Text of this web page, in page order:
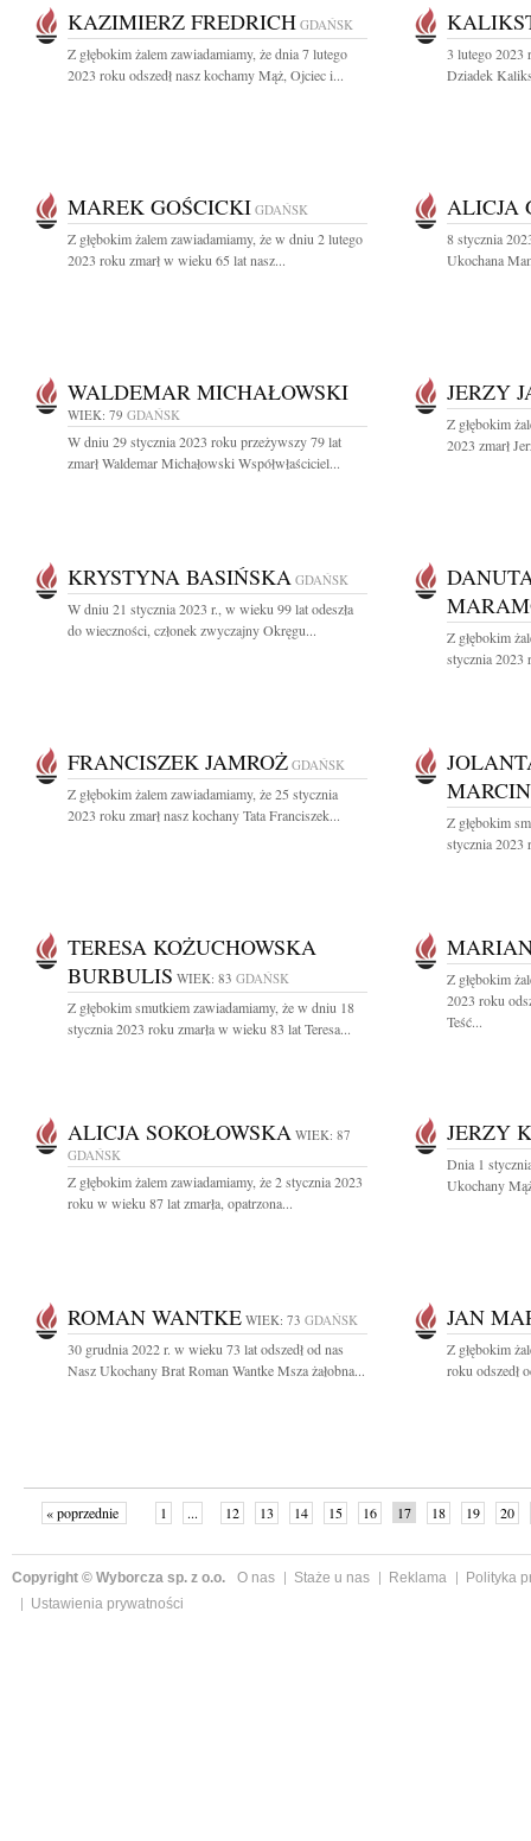
KAZIMIERZ FREDRICH GDAŃSK
Z głębokim żalem zawiadamiamy, że dnia 7 lutego
2023 roku odszedł nasz kochamy Mąż, Ojciec i...
3 lutego 2023
Dziadek
MAREK GOŚCICKI GDAŃSK
Z głębokim żalem zawiadamiamy, że w dniu 2 lutego
2023 roku zmarł w wieku 65 lat nasz...
ALICJA
8 stycznia
Ukochana
WALDEMAR MICHAŁOWSKI
WIEK: 79 GDAŃSK
W dniu 29 stycznia 2023 roku przeżywszy 79 lat
zmarł Waldemar Michałowski Współwłaściciel...
JERZY
Z głębokim
2023 zmarł
KRYSTYNA BASIŃSKA GDAŃSK
W dniu 21 stycznia 2023 r., w wieku 99 lat odeszła
do wieczności, członek zwyczajny Okręgu...
Z głębokim
stycznia 2023
FRANCISZEK JAMROŻ GDAŃSK
Z głębokim żalem zawiadamiamy, że 25 stycznia
2023 roku zmarł nasz kochany Tata Franciszek...
Z głębokim
stycznia 2023
TERESA KOŻUCHOWSKA
BURBULIS WIEK: 83 GDAŃSK
Z głębokim smutkiem zawiadamiamy, że w dniu 18
stycznia 2023 roku zmarła w wieku 83 lat Teresa...
Z głębokim
2023 roku
Teść...
ALICJA SOKOŁOWSKA WIEK: 87
GDAŃSK
Z głębokim żalem zawiadamiamy, że 2 stycznia 2023
roku w wieku 87 lat zmarła, opatrzona...
JERZY
Dnia 1
Ukochany
ROMAN WANTKE WIEK: 73 GDAŃSK
30 grudnia 2022 r. w wieku 73 lat odszedł od nas
Nasz Ukochany Brat Roman Wantke Msza żałobna...
JAN
Z głębokim
roku odszedł
« poprzednie 1 ... 12 13 14 15 16 17 18 19
20
Copyright © Wyborcza sp. z o.o. O nas Staże u nas Reklama
Polityka
Ustawienia prywatności